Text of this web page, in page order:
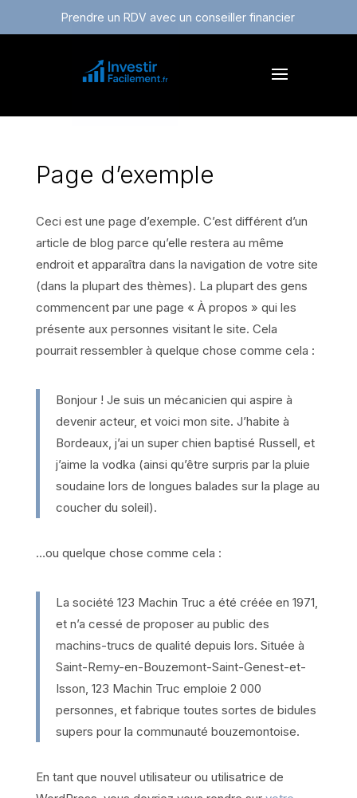
Prendre un RDV avec un conseiller financier
Page d’exemple
Ceci est une page d’exemple. C’est différent d’un
article de blog parce qu’elle restera au même
endroit et apparaîtra dans la navigation de votre site
(dans la plupart des thèmes). La plupart des gens
commencent par une page « À propos » qui les
présente aux personnes visitant le site. Cela
pourrait ressembler à quelque chose comme cela :
Bonjour ! Je suis un mécanicien qui aspire à
devenir acteur, et voici mon site. J’habite à
Bordeaux, j’ai un super chien baptisé Russell, et
j’aime la vodka (ainsi qu’être surpris par la pluie
soudaine lors de longues balades sur la plage au
coucher du soleil).
…ou quelque chose comme cela :
La société 123 Machin Truc a été créée en 1971,
et n’a cessé de proposer au public des
machins-trucs de qualité depuis lors. Située à
Saint-Remy-en-Bouzemont-Saint-Genest-et-
Isson, 123 Machin Truc emploie 2 000
personnes, et fabrique toutes sortes de bidules
supers pour la communauté bouzemontoise.
En tant que nouvel utilisateur ou utilisatrice de